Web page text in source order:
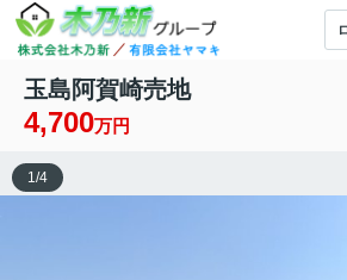
玉島阿賀崎売地
4,700万円
1/4